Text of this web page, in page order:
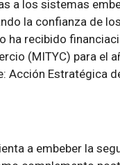
a los sistemas
la confianza de los
ha recibido
(MITYC) para el
Acción Estratégica
a embeber la